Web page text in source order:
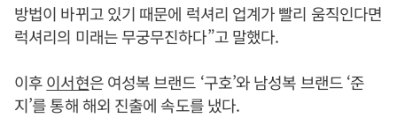
방법이 바뀌고 있기 때문에 럭셔리 업계가 빨리 움직인다면
럭셔리의 미래는 무궁무진하다”고 말했다.
이후이서현은 여성복 브랜드 ‘구호’와 남성복 브랜드 ‘준
지’를 통해 해외 진출에 속도를 냈다.